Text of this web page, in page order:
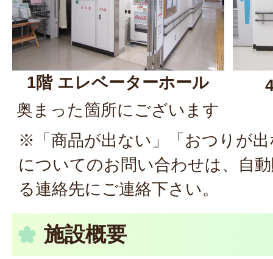
1階 エレベーターホール
奥まった箇所にございます
※「商品が出ない」「おつりが
についてのお問い合わせは、自
る連絡先にご連絡下さい。
施設概要